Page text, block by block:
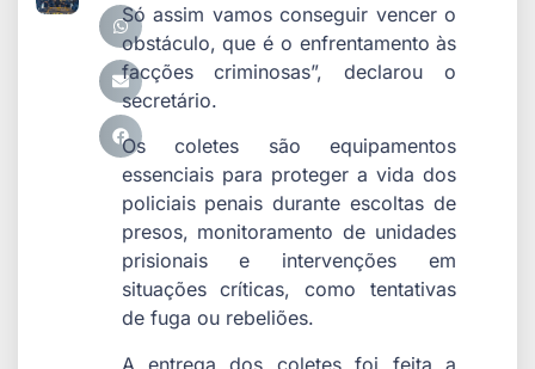
Só assim vamos conseguir vencer o
obstáculo, que é o enfrentamento às
facções criminosas”, declarou o
secretário.
Os coletes são equipamentos
essenciais para proteger a vida dos
policiais penais durante escoltas de
presos, monitoramento de unidades
prisionais e intervenções em
situações críticas, como tentativas
de fuga ou rebeliões.
A entrega dos coletes foi feita a